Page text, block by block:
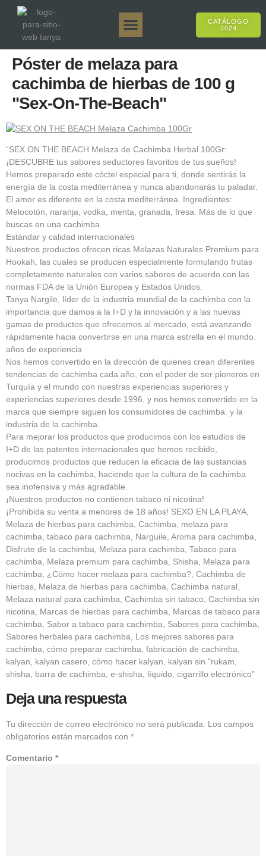
CATÁLOGO
2024
Póster de melaza para
cachimba de hierbas de 100 g
"Sex-On-The-Beach"
“SEX ON THE BEACH Melaza de Cachimba Herbal 100Gr:
¡DESCUBRE tus sabores seductores favoritos de tus sueños!
Hemos preparado este cóctel especial para ti, donde sentirás la
energía de la costa mediterránea y nunca abandonarás tu paladar.
El amor es diferente en la costa mediterránea. Ingredientes:
Melocotón, naranja, vodka, menta, granada, fresa. Más de lo que
buscas en una cachimba.
Estándar y calidad internacionales
Nuestros productos ofrecen ricas Melazas Naturales Premium para
Hookah, las cuales se producen especialmente formulando frutas
completamente naturales con varios sabores de acuerdo con las
normas FDA de la Unión Europea y Estados Unidos.
Tanya Nargile, líder de la industria mundial de la cachimba con la
importancia que damos a la I+D y la innovación y a las nuevas
gamas de productos que ofrecemos al mercado, está avanzando
rápidamente hacia convertirse en una marca estrella en el mundo.
años de experiencia
Nos hemos convertido en la dirección de quienes crean diferentes
tendencias de cachimba cada año, con el poder de ser pioneros en
Turquía y el mundo con nuestras experiencias superiores y
experiencias superiores desde 1996, y nos hemos convertido en la
marca que siempre siguen los consumidores de cachimba. y la
industria de la cachimba.
Para mejorar los productos que producimos con los estudios de
I+D de las patentes internacionales que hemos recibido,
producimos productos que reducen la eficacia de las sustancias
nocivas en la cachimba, haciendo que la cultura de la cachimba
sea inofensiva y más agradable.
¡Nuestros productos no contienen tabaco ni nicotina!
¡Prohibida su venta a menores de 18 años! SEXO EN LA PLAYA,
Melaza de hierbas para cachimba, Cachimba, melaza para
cachimba, tabaco para cachimba, Narguile, Aroma para cachimba,
Disfrute de la cachimba, Melaza para cachimba, Tabaco para
cachimba, Melaza premium para cachimba, Shisha, Melaza para
cachimba, ¿Cómo hacer melaza para cachimba?, Cachimba de
hierbas, Melaza de hierbas para cachimba, Cachimba natural,
Melaza natural para cachimba, Cachimba sin tabaco, Cachimba sin
nicotina, Marcas de hierbas para cachimba, Marcas de tabaco para
cachimba, Sabor a tabaco para cachimba, Sabores para cachimba,
Sabores herbales para cachimba, Los mejores sabores para
cachimba, cómo preparar cachimba, fabricación de cachimba,
kalyan, kalyan casero, cómo hacer kalyan, kalyan sin "rukam,
shisha, barra de cachimba, e-shisha, líquido, cigarrillo electrónico"
Deja una respuesta
Tu dirección de correo electrónico no será publicada.
Los campos
obligatorios están marcados con *
Comentario *